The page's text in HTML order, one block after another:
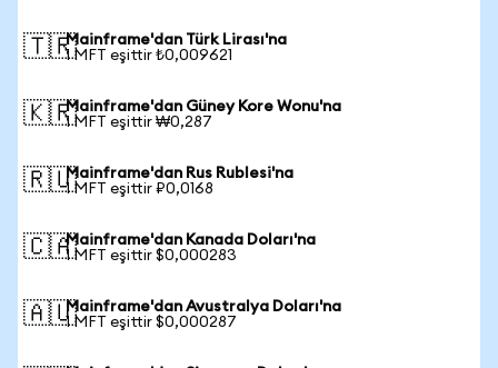
🇹🇷Mainframe'dan Türk Lirası'na
1 MFT eşittir ₺0,009621
🇰🇷Mainframe'dan Güney Kore Wonu'na
1 MFT eşittir ₩0,287
🇷🇺Mainframe'dan Rus Rublesi'na
1 MFT eşittir ₽0,0168
🇨🇦Mainframe'dan Kanada Doları'na
1 MFT eşittir $0,000283
🇦🇺Mainframe'dan Avustralya Doları'na
1 MFT eşittir $0,000287